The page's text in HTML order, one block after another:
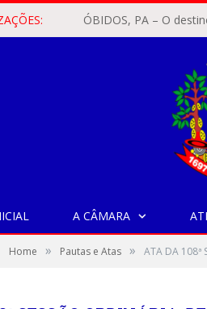
A CÂMARA
Home » Pautas e Atas » ATA DA 108ª